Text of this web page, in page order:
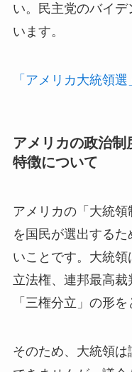
い。民主党のバイ
います。
「アメリカ大統領
アメリカの政治
特徴について
アメリカの「大統
を国民が選出する
いことです。大統
立法権、連邦最高裁
「三権分立」の形を
そのため、大統領